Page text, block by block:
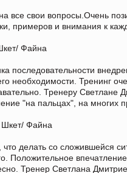
все свои вопросы.Очень
примеров и внимания к
Файна
последовательности
необходимости. Тренинг
Тренеру Светлане
"на пальцах", на многих
, Шкет/ Файна
что делать со сложившейся
Положительное
Тренер Светлана